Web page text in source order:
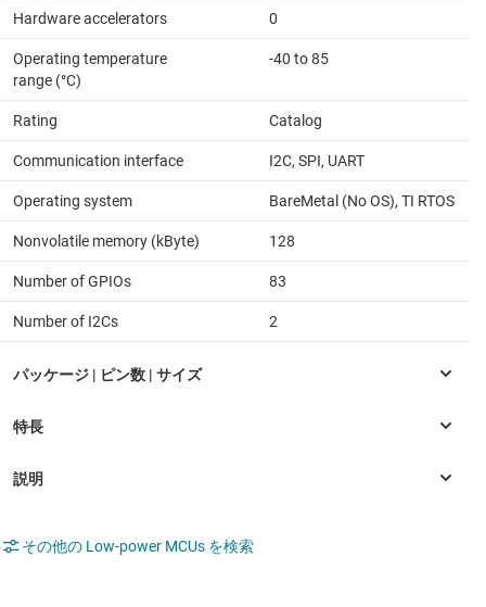
Hardware accelerators 0
Operating temperature
range (°C)
-40 to 85
Rating Catalog
Communication interface I2C, SPI, UART
Operating system BareMetal (No OS), TI RTOS
Nonvolatile memory (kByte) 128
Number of GPIOs 83
Number of I2Cs 2
その他の Low-power MCUs を検索